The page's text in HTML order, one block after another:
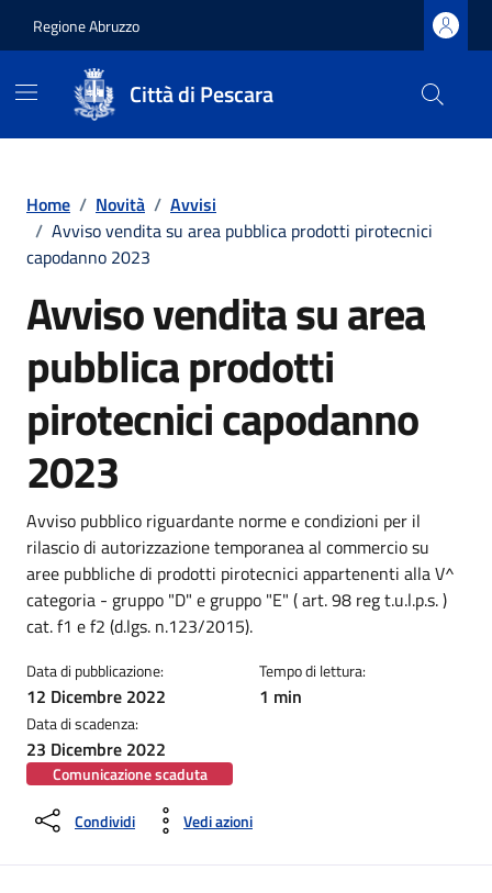
Regione Abruzzo
Città di Pescara
Home / Novità / Avvisi
/ Avviso vendita su area pubblica prodotti pirotecnici
capodanno 2023
Avviso vendita su area
pubblica prodotti
pirotecnici capodanno
2023
Dettagli della notizia
Avviso pubblico riguardante norme e condizioni per il
rilascio di autorizzazione temporanea al commercio su
aree pubbliche di prodotti pirotecnici appartenenti alla V^
categoria - gruppo "D" e gruppo "E" ( art. 98 reg t.u.l.p.s. )
cat. f1 e f2 (d.lgs. n.123/2015).
Data di pubblicazione:
12 Dicembre 2022
Data di scadenza:
23 Dicembre 2022
Comunicazione scaduta
Tempo di lettura:
1 min
Condividi Vedi azioni